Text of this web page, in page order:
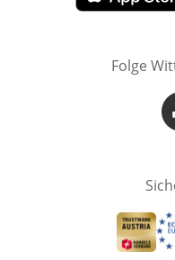
Öffnet in
Folge
Öffnet